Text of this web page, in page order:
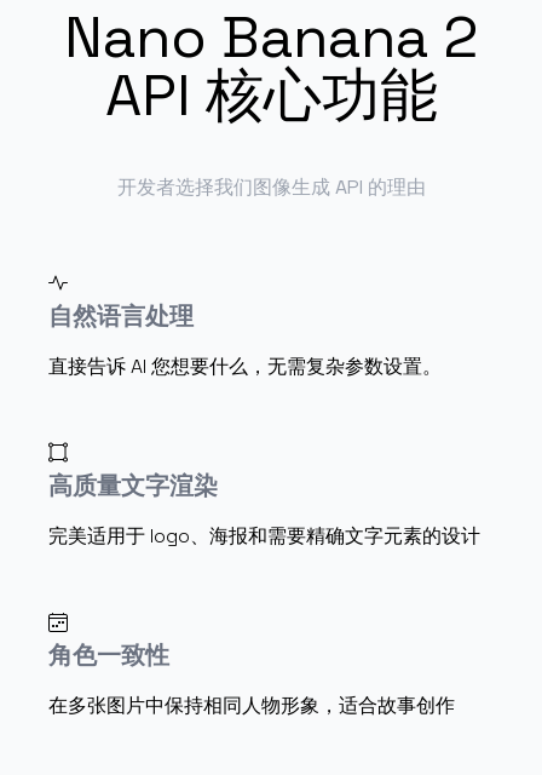
Nano Banana 2
API 核心功能
开发者选择我们图像生成 API 的理由
自然语言处理
直接告诉 AI 您想要什么，无需复杂参数设置。
高质量文字渲染
完美适用于 logo、海报和需要精确文字元素的设计
角色一致性
在多张图片中保持相同人物形象，适合故事创作